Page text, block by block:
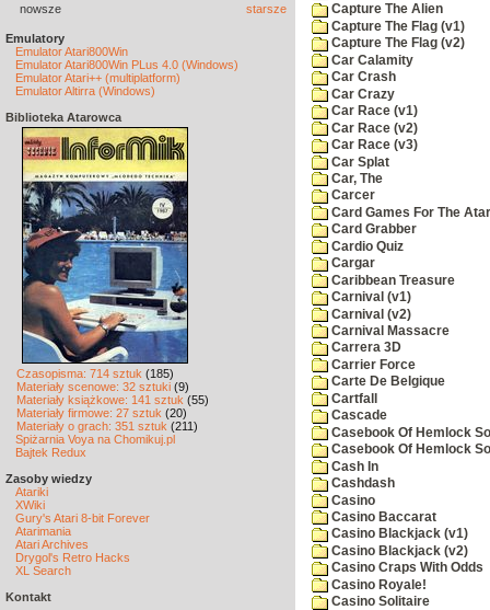
nowsze starsze
Emulatory
Emulator Atari800Win
Emulator Atari800Win PLus 4.0 (Windows)
Emulator Atari++ (multiplatform)
Emulator Altirra (Windows)
Biblioteka Atarowca
Czasopisma: 714 sztuk (185)
Materiały scenowe: 32 sztuki (9)
Materiały książkowe: 141 sztuk (55)
Materiały firmowe: 27 sztuk (20)
Materiały o grach: 351 sztuk (211)
Spiżarnia Voya na Chomikuj.pl
Bajtek Redux
Zasoby wiedzy
Atariki
XWiki
Gury's Atari 8-bit Forever
Atarimania
Atari Archives
Drygol's Retro Hacks
XL Search
Kontakt
Capture The Alien
Capture The Flag (v1)
Capture The Flag (v2)
Car Calamity
Car Crash
Car Crazy
Car Race (v1)
Car Race (v2)
Car Race (v3)
Car Splat
Car, The
Carcer
Card Games For The
Card Grabber
Cardio Quiz
Cargar
Caribbean Treasure
Carnival (v1)
Carnival (v2)
Carnival Massacre
Carrera 3D
Carrier Force
Carte De Belgique
Cartfall
Cascade
Casebook Of Hemlock
Casebook Of Hemlock
Cash In
Cashdash
Casino
Casino Baccarat
Casino Blackjack (v1)
Casino Blackjack (v2)
Casino Craps With Odds
Casino Royale!
Casino Solitaire